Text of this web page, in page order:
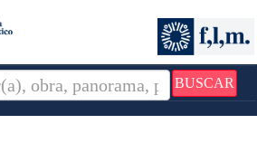
BUSCAR